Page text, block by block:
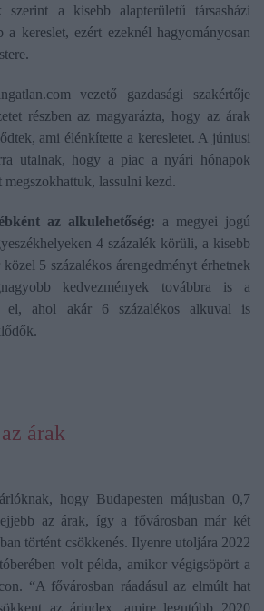
szerint a kisebb alapterületű társasházi
a kereslet, ezért ezeknél hagyományosan
vezető gazdasági szakértője
részben az magyarázta, hogy az árak
ami élénkítette a keresletet. A júniusi
utalnak, hogy a piac a nyári hónapok
lassulni kezd.
az alkulehetőség: a megyei jogú
4 százalék körüli, a kisebb
5 százalékos árengedményt érhetnek
kedvezmények továbbra is a
el, ahol akár 6 százalékos alkuval is
árak
hogy Budapesten májusban 0,7
az árak, így a fővárosban már két
történt csökkenés. Ilyenre utoljára 2022
volt példa, amikor végigsöpört a
“A fővárosban ráadásul az elmúlt hat